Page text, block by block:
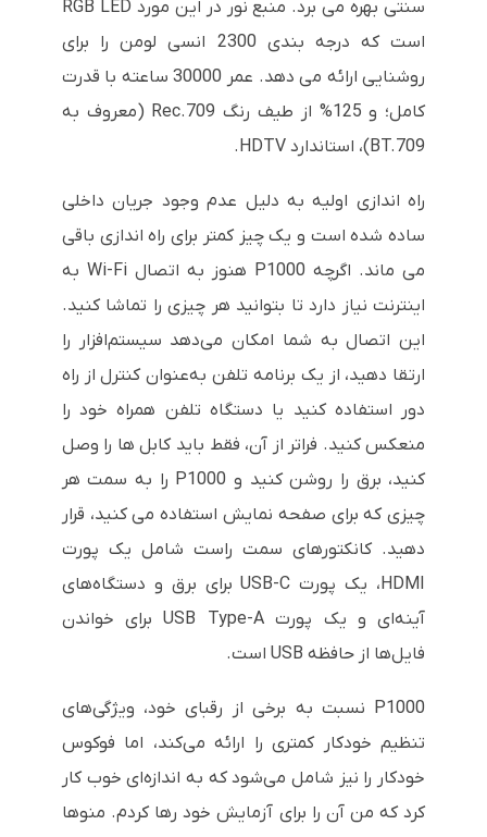
سنتی بهره می برد. منبع نور در این مورد RGB LED
است که درجه بندی 2300 انسی لومن را برای
روشنایی ارائه می دهد. عمر 30000 ساعته با قدرت
کامل؛ و 125% از طیف رنگ Rec.709 (معروف به
BT.709)، استاندارد HDTV.
راه اندازی اولیه به دلیل عدم وجود جریان داخلی
ساده شده است و یک چیز کمتر برای راه اندازی باقی
می ماند. اگرچه P1000 هنوز به اتصال Wi-Fi به
اینترنت نیاز دارد تا بتوانید هر چیزی را تماشا کنید.
این اتصال به شما امکان می‌دهد سیستم‌افزار را
ارتقا دهید، از یک برنامه تلفن به‌عنوان کنترل از راه
دور استفاده کنید یا دستگاه تلفن همراه خود را
منعکس کنید. فراتر از آن، فقط باید کابل ها را وصل
کنید، برق را روشن کنید و P1000 را به سمت هر
چیزی که برای صفحه نمایش استفاده می کنید، قرار
دهید. کانکتورهای سمت راست شامل یک پورت
HDMI، یک پورت USB-C برای برق و دستگاه‌های
آینه‌ای و یک پورت USB Type-A برای خواندن
فایل‌ها از حافظه USB است.
P1000 نسبت به برخی از رقبای خود، ویژگی‌های
تنظیم خودکار کمتری را ارائه می‌کند، اما فوکوس
خودکار را نیز شامل می‌شود که به اندازه‌ای خوب کار
کرد که من آن را برای آزمایش خود رها کردم. منوها